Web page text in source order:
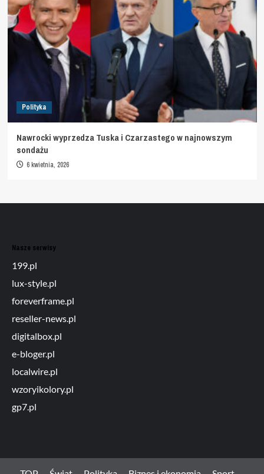
Polityka
Nawrocki wyprzedza Tuska i Czarzastego w najnowszym
sondażu
6 kwietnia, 2026
Nasze serwisy
199.pl
lux-style.pl
foreverframe.pl
reseller-news.pl
digitalbox.pl
e-bloger.pl
localwire.pl
wzoryikolory.pl
gp7.pl